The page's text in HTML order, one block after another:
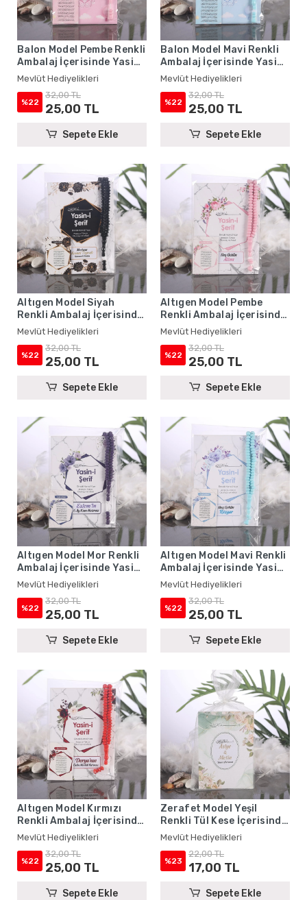
Balon Model Pembe Renkli
Ambalaj İçerisinde Yasin
Kitabı, Magnet ve Tesbih -
Mevlüt Hediyelikleri
Mevlüt Hediyelikleri
%22
32,00 TL
25,00 TL
Sepete Ekle
Balon Model Mavi Renkli
Ambalaj İçerisinde Yasin
Kitabı, Magnet ve Tesbih -
Mevlüt Hediyelikleri
Mevlüt Hediyelikleri
%22
32,00 TL
25,00 TL
Sepete Ekle
Altıgen Model Siyah
Renkli Ambalaj İçerisinde
Yasin Kitabı, Magnet ve
Tesbih - Mevlüt
Hediyelikleri
Mevlüt Hediyelikleri
%22
32,00 TL
25,00 TL
Sepete Ekle
Altıgen Model Pembe
Renkli Ambalaj İçerisinde
Yasin Kitabı, Magnet ve
Tesbih - Mevlüt
Hediyelikleri
Mevlüt Hediyelikleri
%22
32,00 TL
25,00 TL
Sepete Ekle
Altıgen Model Mor Renkli
Ambalaj İçerisinde Yasin
Kitabı, Magnet ve Tesbih -
Mevlüt Hediyelikleri
Mevlüt Hediyelikleri
%22
32,00 TL
25,00 TL
Sepete Ekle
Altıgen Model Mavi Renkli
Ambalaj İçerisinde Yasin
Kitabı, Magnet ve Tesbih -
Mevlüt Hediyelikleri
Mevlüt Hediyelikleri
%22
32,00 TL
25,00 TL
Sepete Ekle
Altıgen Model Kırmızı
Renkli Ambalaj İçerisinde
Yasin Kitabı, Magnet ve
Tesbih - Mevlüt
Hediyelikleri
Mevlüt Hediyelikleri
%22
32,00 TL
25,00 TL
Sepete Ekle
Zerafet Model Yeşil
Renkli Tül Kese İçerisinde
Yasin Kitabı - Mevlüt
Hediyelikleri
Mevlüt Hediyelikleri
%23
22,00 TL
17,00 TL
Sepete Ekle